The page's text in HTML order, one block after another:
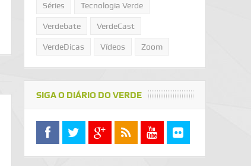
Séries Tecnologia Verde
Verdebate VerdeCast
VerdeDicas Vídeos Zoom
SIGA O DIÁRIO DO VERDE